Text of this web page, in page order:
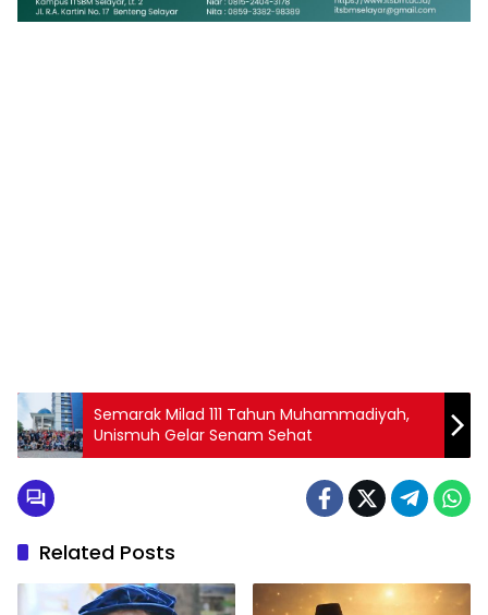
Semarak Milad 111 Tahun Muhammadiyah,
Unismuh Gelar Senam Sehat
Related Posts